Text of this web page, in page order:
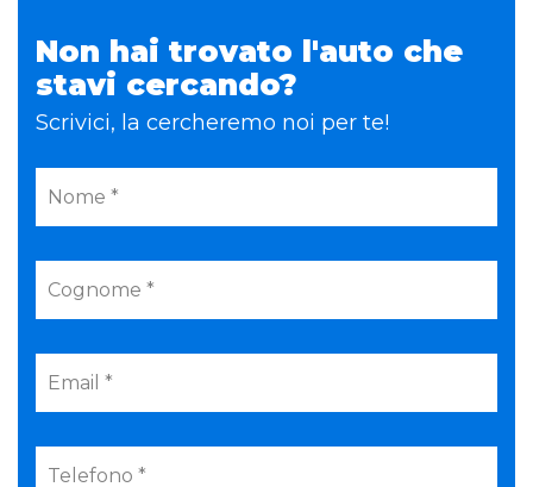
Non hai trovato l'auto che
stavi cercando?
Scrivici, la cercheremo noi per te!